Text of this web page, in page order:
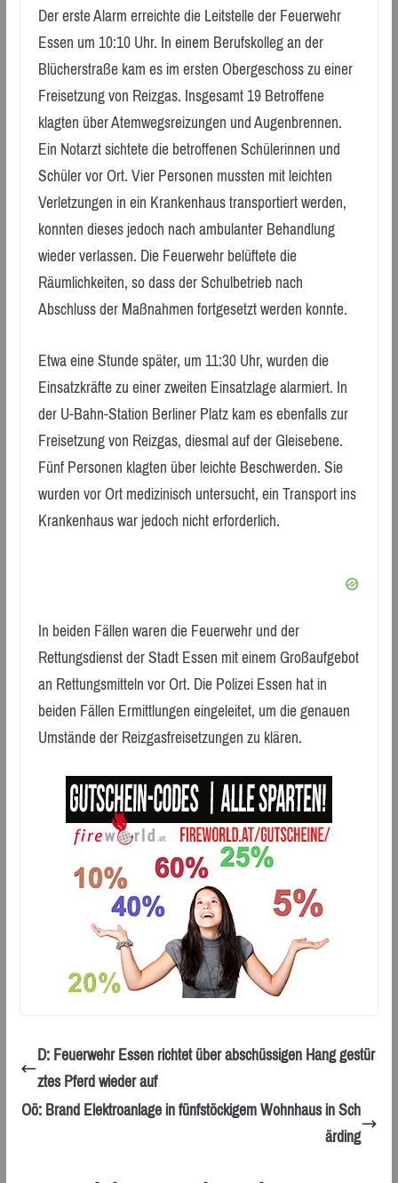
Der erste Alarm erreichte die Leitstelle der Feuerwehr
Essen um 10:10 Uhr. In einem Berufskolleg an der
Blücherstraße kam es im ersten Obergeschoss zu einer
Freisetzung von Reizgas. Insgesamt 19 Betroffene
klagten über Atemwegsreizungen und Augenbrennen.
Ein Notarzt sichtete die betroffenen Schülerinnen und
Schüler vor Ort. Vier Personen mussten mit leichten
Verletzungen in ein Krankenhaus transportiert werden,
konnten dieses jedoch nach ambulanter Behandlung
wieder verlassen. Die Feuerwehr belüftete die
Räumlichkeiten, so dass der Schulbetrieb nach
Abschluss der Maßnahmen fortgesetzt werden konnte.
Etwa eine Stunde später, um 11:30 Uhr, wurden die
Einsatzkräfte zu einer zweiten Einsatzlage alarmiert. In
der U-Bahn-Station Berliner Platz kam es ebenfalls zur
Freisetzung von Reizgas, diesmal auf der Gleisebene.
Fünf Personen klagten über leichte Beschwerden. Sie
wurden vor Ort medizinisch untersucht, ein Transport ins
Krankenhaus war jedoch nicht erforderlich.
In beiden Fällen waren die Feuerwehr und der
Rettungsdienst der Stadt Essen mit einem Großaufgebot
an Rettungsmitteln vor Ort. Die Polizei Essen hat in
beiden Fällen Ermittlungen eingeleitet, um die genauen
Umstände der Reizgasfreisetzungen zu klären.
D: Feuerwehr Essen richtet über abschüssigen Hang gestür
ztes Pferd wieder auf
Oö: Brand Elektroanlage in fünfstöckigem Wohnhaus in Sch
ärding